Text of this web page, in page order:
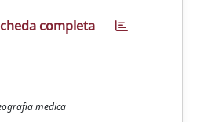
completa
medica